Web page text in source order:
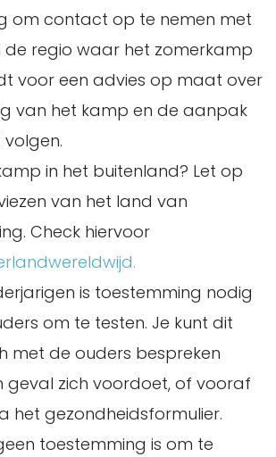
om contact op te nemen met
de regio waar het zomerkamp
voor een advies op maat over
van het kamp en de aanpak
volgen.
in het buitenland? Let op
van het land van
Check hiervoor
is toestemming nodig
om te testen. Je kunt dit
met de ouders bespreken
geval zich voordoet, of vooraf
het gezondheidsformulier.
toestemming is om te